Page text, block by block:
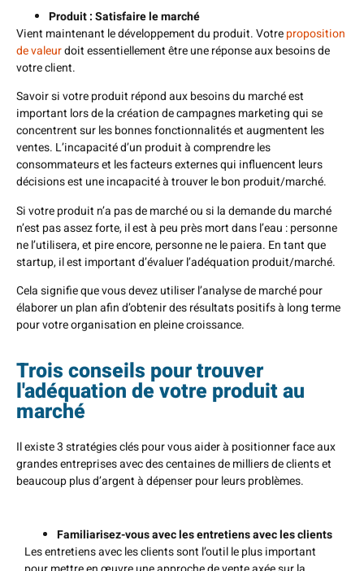
Produit : Satisfaire le marché
Vient maintenant le développement du produit. Votreproposition
de valeurdoit essentiellement être une réponse aux besoins de
votre client.
Savoir si votre produit répond aux besoins du marché est
important lors de la création de campagnes marketing qui se
concentrent sur les bonnes fonctionnalités et augmentent les
ventes. L’incapacité d’un produit à comprendre les
consommateurs et les facteurs externes qui influencent leurs
décisions est une incapacité à trouver le bon produit/marché.
Si votre produit n’a pas de marché ou si la demande du marché
n’est pas assez forte, il est à peu près mort dans l’eau : personne
ne l’utilisera, et pire encore, personne ne le paiera. En tant que
startup, il est important d’évaluer l’adéquation produit/marché.
Cela signifie que vous devez utiliser l’analyse de marché pour
élaborer un plan afin d’obtenir des résultats positifs à long terme
pour votre organisation en pleine croissance.
Trois conseils pour trouver
l'adéquation de votre produit au
marché
Il existe 3 stratégies clés pour vous aider à positionner face aux
grandes entreprises avec des centaines de milliers de clients et
beaucoup plus d’argent à dépenser pour leurs problèmes.
Familiarisez-vous avec les entretiens avec les clients
Les entretiens avec les clients sont l’outil le plus important